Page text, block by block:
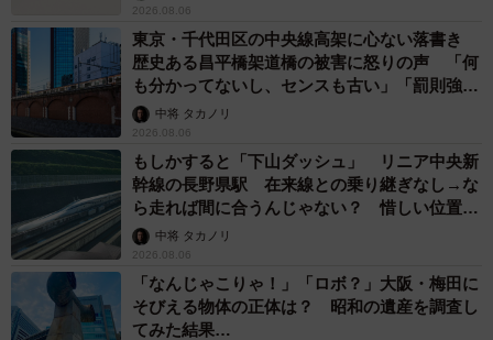
も心地の森』など、環境保全事業にも幅広く取り組んでい
る。
2026.08.06
東京・千代田区の中央線高架に心ない落書き
歴史ある昌平橋架道橋の被害に怒りの声 「何
も分かってないし、センスも古い」「罰則強化
して」中将 タカノリ
2026.08.06
もしかすると「下山ダッシュ」 リニア中央新
幹線の長野県駅 在来線との乗り継ぎなし→な
ら走れば間に合うんじゃない？ 惜しい位置関
係が反響
中将 タカノリ
2026.08.06
「なんじゃこりゃ！」「ロボ？」大阪・梅田に
そびえる物体の正体は？ 昭和の遺産を調査し
てみた結果…